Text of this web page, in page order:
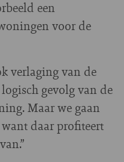
een
voor de
verlaging van de
gevolg van de
Maar we gaan
want daar profiteert